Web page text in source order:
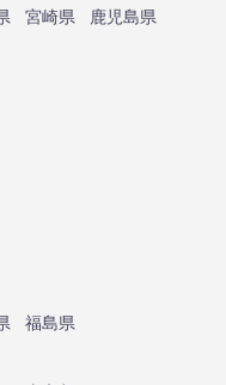
宮崎県
鹿児島県
福島県